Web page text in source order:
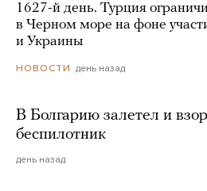
1627-й день. Турция
в Черном море на фоне
и Украины
НОВОСТИ день назад
В Болгарию залетел и
беспилотник
день назад